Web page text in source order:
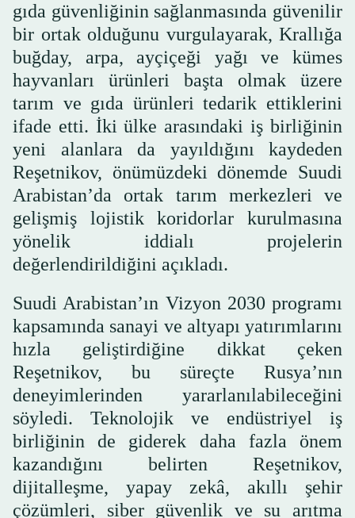
gıda güvenliğinin sağlanmasında güvenilir
bir ortak olduğunu vurgulayarak, Krallığa
buğday, arpa, ayçiçeği yağı ve kümes
hayvanları ürünleri başta olmak üzere
tarım ve gıda ürünleri tedarik ettiklerini
ifade etti. İki ülke arasındaki iş birliğinin
yeni alanlara da yayıldığını kaydeden
Reşetnikov, önümüzdeki dönemde Suudi
Arabistan’da ortak tarım merkezleri ve
gelişmiş lojistik koridorlar kurulmasına
yönelik iddialı projelerin
değerlendirildiğini açıkladı.
Suudi Arabistan’ın Vizyon 2030 programı
kapsamında sanayi ve altyapı yatırımlarını
hızla geliştirdiğine dikkat çeken
Reşetnikov, bu süreçte Rusya’nın
deneyimlerinden yararlanılabileceğini
söyledi. Teknolojik ve endüstriyel iş
birliğinin de giderek daha fazla önem
kazandığını belirten Reşetnikov,
dijitalleşme, yapay zekâ, akıllı şehir
çözümleri, siber güvenlik ve su arıtma